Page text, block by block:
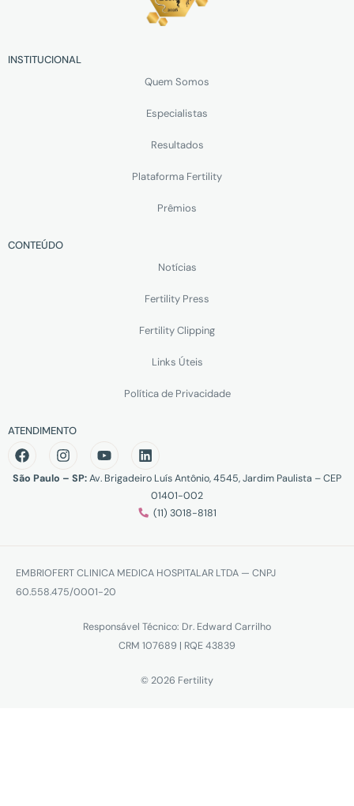
INSTITUCIONAL
Quem Somos
Especialistas
Resultados
Plataforma Fertility
Prêmios
CONTEÚDO
Notícias
Fertility Press
Fertility Clipping
Links Úteis
Política de Privacidade
ATENDIMENTO
São Paulo – SP:Av. Brigadeiro Luís Antônio, 4545, Jardim Paulista – CEP
01401-002
(11) 3018-8181
EMBRIOFERT CLINICA MEDICA HOSPITALAR LTDA — CNPJ
60.558.475/0001-20
Responsável Técnico: Dr. Edward Carrilho
CRM 107689 | RQE 43839
© 2026 Fertility